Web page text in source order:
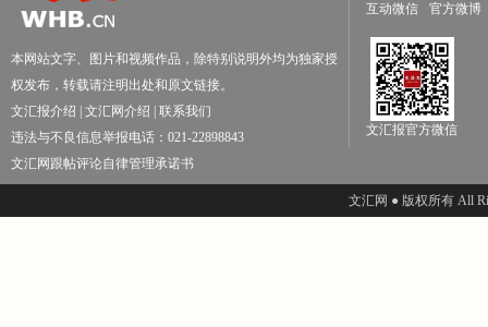
本网站文字、图片和视频作品，除特别说明外均为独家授
权发布，转载请注明出处和原文链接。
文汇报介绍
文汇网介绍
联系我们
违法与不良信息举报电话：021-22898843
文汇网跟帖评论自律管理承诺书
互动微信 官方微博
文汇报官方微信
文汇网 ● 版权所有 All